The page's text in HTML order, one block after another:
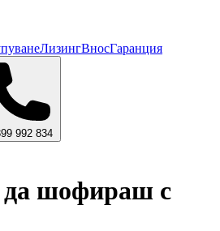
ЛизингВносГаранция
992 834
да шофираш с